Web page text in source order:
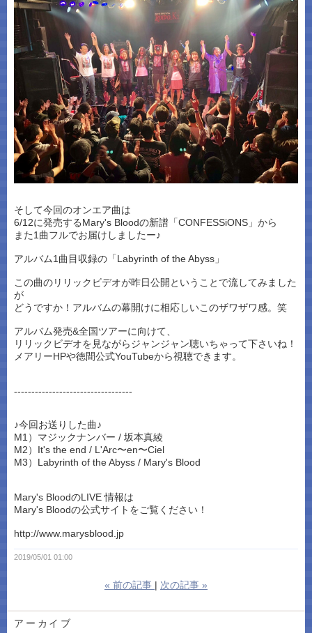
そして今回のオンエア曲は
6/12に発売するMary's Bloodの新譜「CONFESSiONS」から
また1曲フルでお届けしましたー♪
アルバム1曲目収録の「Labyrinth of the Abyss」
この曲のリリックビデオが昨日公開ということで流してみました
が
どうですか！アルバムの幕開けに相応しいこのザワザワ感。笑
アルバム発売&全国ツアーに向けて、
リリックビデオを見ながらジャンジャン聴いちゃって下さいね！
メアリーHPや徳間公式YouTubeから視聴できます。
----------------------------------
♪今回お送りした曲♪
M1）マジックナンバー / 坂本真綾
M2）It's the end / L'Arc〜en〜Ciel
M3）Labyrinth of the Abyss / Mary's Blood
Mary's BloodのLIVE 情報は
Mary's Bloodの公式サイトをご覧ください！
http://www.marysblood.jp
2019/05/01 01:00
« 前の記事 次の記事 »
アーカイブ